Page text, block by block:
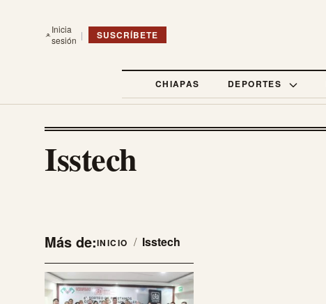
Inicia
sesión | SUSCRÍBETE
CHIAPAS DEPORTES
Isstech
Más de:INICIO / Isstech